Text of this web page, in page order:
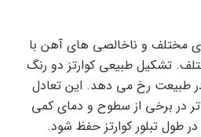
مختلف و ناخالصی های آهن با
تشکیل طبیعی کوارتز دو رنگ
طبیعت رخ می دهد. این تعادل
در برخی از سطوح و دمای کمی
طول تبلور کوارتز حفظ شود.